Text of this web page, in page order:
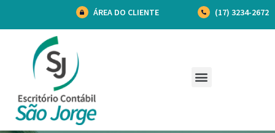
ÁREA DO CLIENTE (17) 3234-2672